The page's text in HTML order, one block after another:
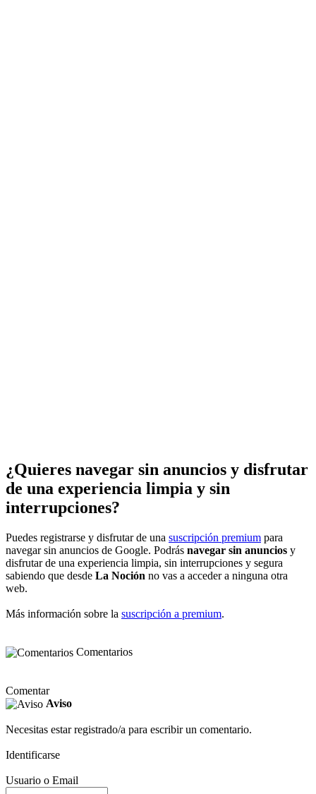
¿Quieres navegar sin anuncios y disfrutar
de una experiencia limpia y sin
interrupciones?
Puedes registrarse y disfrutar de una suscripción premium para
navegar sin anuncios de Google. Podrás navegar sin anuncios y
disfrutar de una experiencia limpia, sin interrupciones y segura
sabiendo que desde La Noción no vas a acceder a ninguna otra
web.
Más información sobre la suscripción a premium.
Comentarios
Comentar
Aviso
Necesitas estar registrado/a para escribir un comentario.
Identificarse
Usuario o Email